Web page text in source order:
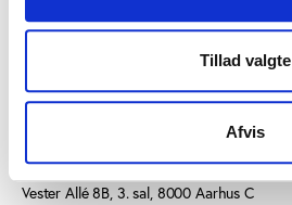
Tillad valgte
Afvis
Vester Allé 8B, 3. sal, 8000 Aarhus C